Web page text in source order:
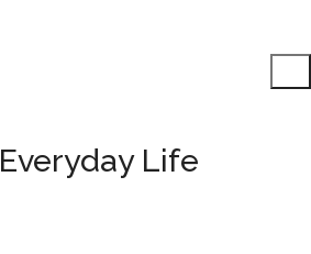
Everyday Life